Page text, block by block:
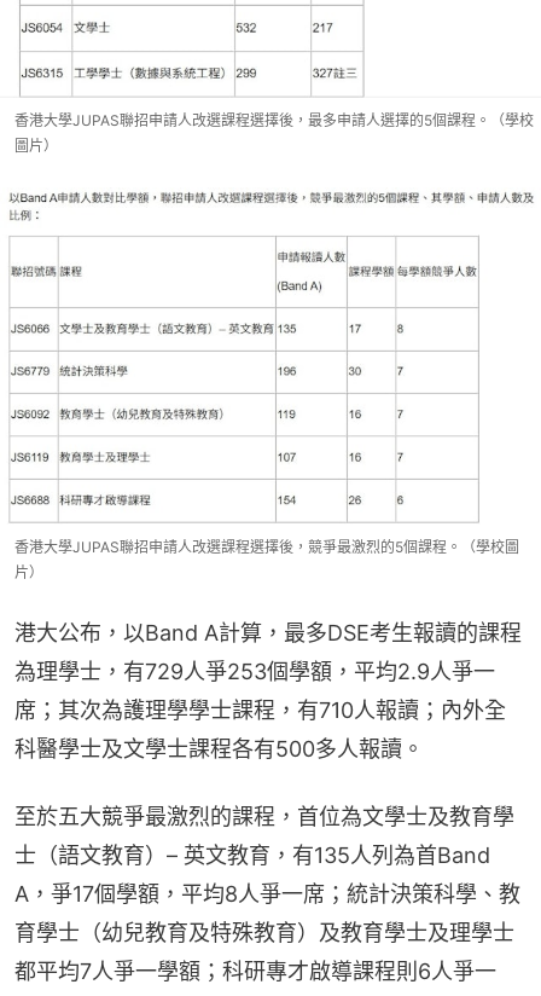
香港大學JUPAS聯招申請人改選課程選擇後，最多申請人選擇的5個課程。（學校
圖片）
香港大學JUPAS聯招申請人改選課程選擇後，競爭最激烈的5個課程。（學校圖
片）
港大公布，以Band A計算，最多DSE考生報讀的課程
為理學士，有729人爭253個學額，平均2.9人爭一
席；其次為護理學學士課程，有710人報讀；內外全
科醫學士及文學士課程各有500多人報讀。
至於五大競爭最激烈的課程，首位為文學士及教育學
士（語文教育）– 英文教育，有135人列為首Band
A，爭17個學額，平均8人爭一席；統計決策科學、教
育學士（幼兒教育及特殊教育）及教育學士及理學士
都平均7人爭一學額；科研專才啟導課程則6人爭一